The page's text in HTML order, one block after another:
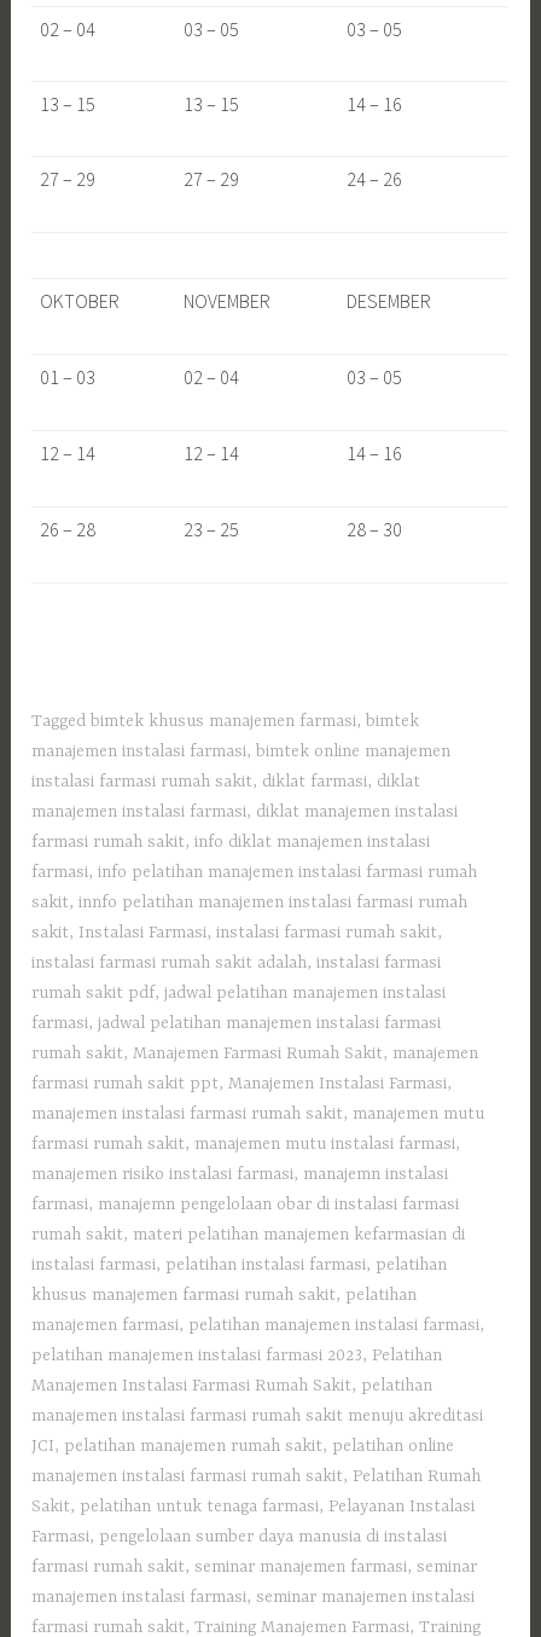
02 – 04 03 – 05 03 – 05
13 – 15 13 – 15 14 – 16
27 – 29 27 – 29 24 – 26
OKTOBER NOVEMBER DESEMBER
01 – 03 02 – 04 03 – 05
12 – 14 12 – 14 14 – 16
26 – 28 23 – 25 28 – 30
Tagged bimtek khusus manajemen farmasi, bimtek
manajemen instalasi farmasi, bimtek online manajemen
instalasi farmasi rumah sakit, diklat farmasi, diklat
manajemen instalasi farmasi, diklat manajemen instalasi
farmasi rumah sakit,info diklat manajemen instalasi
farmasi,info pelatihan manajemen instalasi farmasi rumah
sakit,innfo pelatihan manajemen instalasi farmasi rumah
sakit, Instalasi Farmasi,instalasi farmasi rumah sakit,
instalasi farmasi rumah sakit adalah,instalasi farmasi
rumah sakit pdf,jadwal pelatihan manajemen instalasi
farmasi,jadwal pelatihan manajemen instalasi farmasi
rumah sakit,Manajemen Farmasi Rumah Sakit, manajemen
farmasi rumah sakit ppt,Manajemen Instalasi Farmasi,
manajemen instalasi farmasi rumah sakit, manajemen mutu
farmasi rumah sakit, manajemen mutu instalasi farmasi,
manajemen risiko instalasi farmasi, manajemn instalasi
farmasi, manajemn pengelolaan obar di instalasi farmasi
rumah sakit, materi pelatihan manajemen kefarmasian di
instalasi farmasi, pelatihan instalasi farmasi, pelatihan
khusus manajemen farmasi rumah sakit, pelatihan
manajemen farmasi, pelatihan manajemen instalasi farmasi,
pelatihan manajemen instalasi farmasi 2023, Pelatihan
Manajemen Instalasi Farmasi Rumah Sakit, pelatihan
manajemen instalasi farmasi rumah sakit menuju akreditasi
JCI, pelatihan manajemen rumah sakit, pelatihan online
manajemen instalasi farmasi rumah sakit, Pelatihan Rumah
Sakit, pelatihan untuk tenaga farmasi, Pelayanan Instalasi
Farmasi, pengelolaan sumber daya manusia di instalasi
farmasi rumah sakit,seminar manajemen farmasi,seminar
manajemen instalasi farmasi,seminar manajemen instalasi
farmasi rumah sakit,Training Manajemen Farmasi,Training